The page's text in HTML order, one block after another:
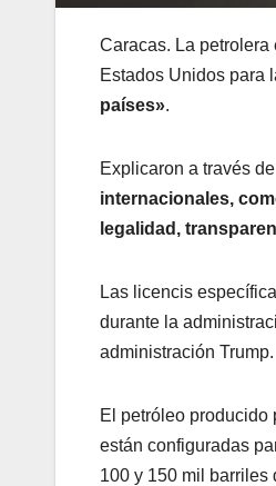
Caracas. La
Estados Unidos para
países».
Explicaron a través
internacionales,
legalidad,
Las licencis
durante la
administración Trump.
El petróleo producido
están configuradas
100 y 150 mil barriles